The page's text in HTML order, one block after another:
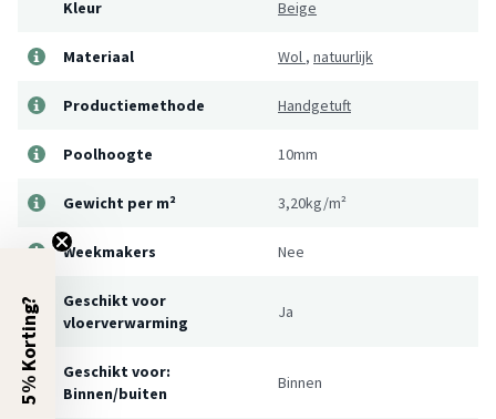
Kleur Beige
Materiaal Wol , natuurlijk
Productiemethode Handgetuft
Poolhoogte 10mm
Gewicht per m² 3,20kg/m²
Weekmakers Nee
Geschikt voor
vloerverwarming
Ja
Geschikt voor:
Binnen/buiten
Binnen
5% Korting?